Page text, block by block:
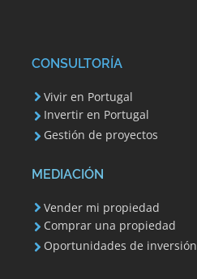
CONSULTORÍA
Vivir en Portugal
Invertir en Portugal
Gestión de proyectos
MEDIACIÓN
Vender mi propiedad
Comprar una propiedad
Oportunidades de inversión